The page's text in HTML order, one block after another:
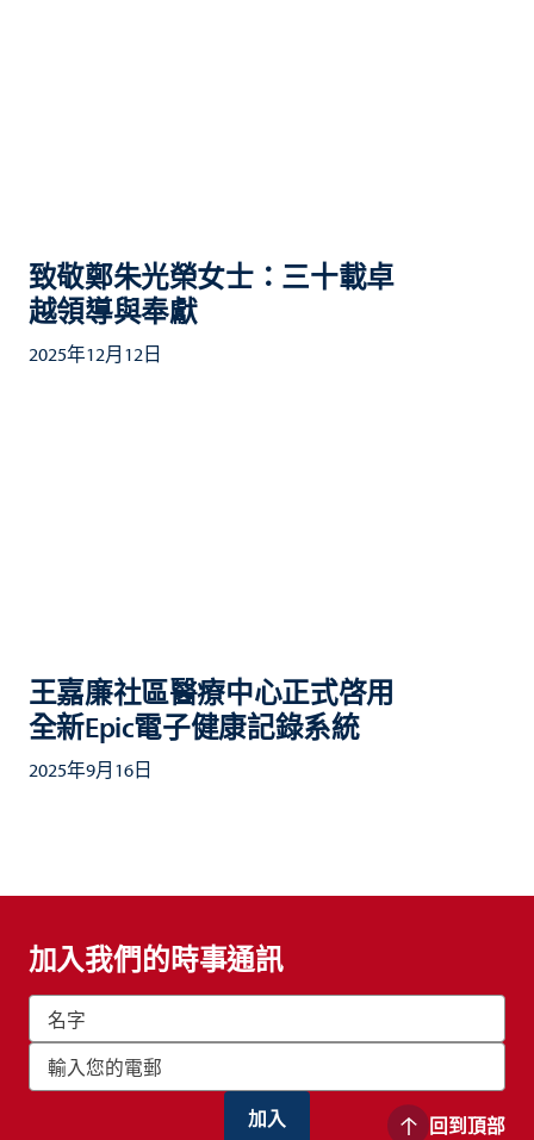
致敬鄭朱光榮女士：三十載卓
越領導與奉獻
2025年12月12日
王嘉廉社區醫療中心正式啓用
全新Epic電子健康記錄系統
2025年9月16日
加入我們的時事通訊
回到頂部